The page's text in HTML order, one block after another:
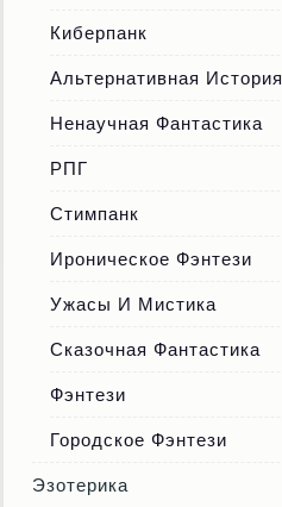
Киберпанк
Альтернативная История
Ненаучная Фантастика
РПГ
Стимпанк
Ироническое Фэнтези
Ужасы И Мистика
Сказочная Фантастика
Фэнтези
Городское Фэнтези
Эзотерика